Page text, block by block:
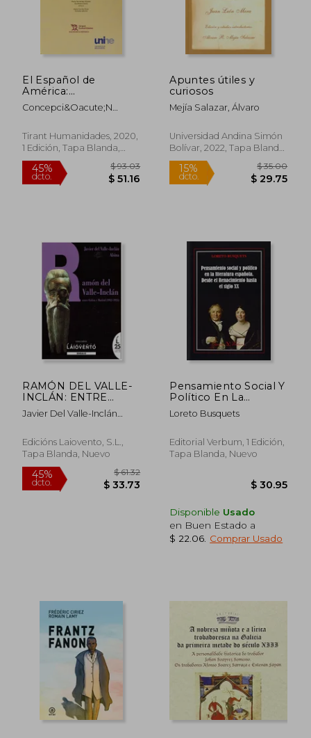
45%
dcto.
45%
dcto.
El Español de
América:
Morfosintaxis
Histórica y Variación
Hispanica)
Concepci&Oacute;N
Tirant Humanidades, 2020,
1 Edición, Tapa Blanda,
Nuevo
dcto.
Apuntes útiles y
curiosos
Mejía Salazar, Álvaro
Universidad Andina Simón
Bolívar, 2022, Tapa Blanda,
Nuevo
dcto. $
RAMÓN DEL VALLE-
INCLÁN: ENTRE
GALIZA E MADRID
(1912-1925)
Javier Del Valle-Inclán
Edicións Laiovento, S.L.,
Tapa Blanda, Nuevo
Pensamiento Social Y
Político En La
Literatura Española.
Desde El
El Siglo Xx
Loreto Busquets
Editorial Verbum, 1 Edición,
Tapa Blanda, Nuevo
Disponible Usado
en Buen Estado a
$ 22.06 Comprar Usado